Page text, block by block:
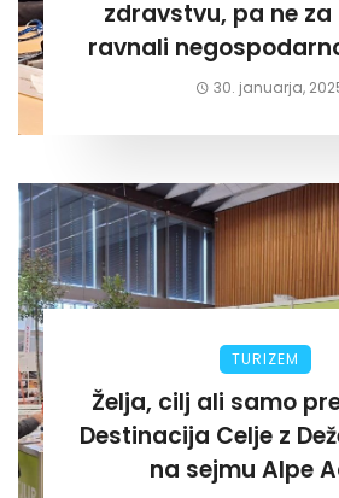
zdravstvu, pa ne
ravnali
za lastni žep. Tokrat
30. januarja,
TURIZEM
Želja, cilj ali samo
Destinacija Celje z
na sejmu Alpe